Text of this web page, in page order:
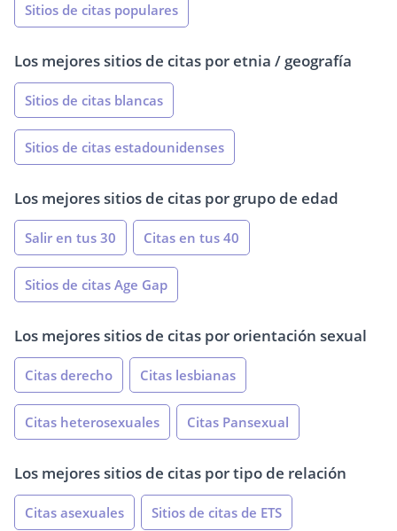
Sitios de citas populares
Los mejores sitios de citas por etnia / geografía
Sitios de citas blancas
Sitios de citas estadounidenses
Los mejores sitios de citas por grupo de edad
Salir en tus 30 Citas en tus 40
Sitios de citas Age Gap
Los mejores sitios de citas por orientación sexual
Citas derecho Citas lesbianas
Citas heterosexuales Citas Pansexual
Los mejores sitios de citas por tipo de relación
Citas asexuales Sitios de citas de ETS